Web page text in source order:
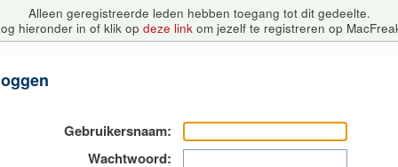
Alleen geregistreerde leden hebben toegang tot dit gedeelte.
hieronder in of klik op deze link om jezelf te registreren op
Gebruikersnaam:
Wachtwoord: